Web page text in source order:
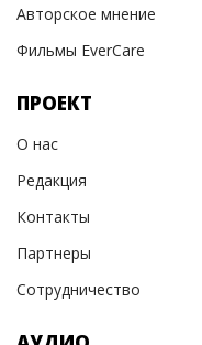
Авторское мнение
Фильмы EverCare
ПРОЕКТ
О нас
Редакция
Контакты
Партнеры
Сотрудничество